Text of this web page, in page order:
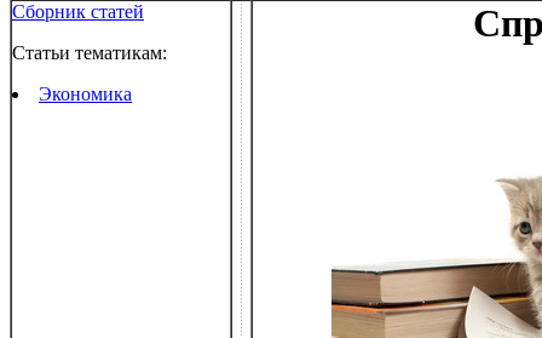
Сборник статей
Статьи тематикам:
Экономика